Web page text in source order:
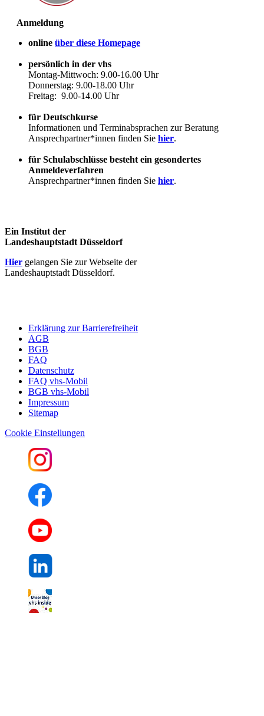
Anmeldung
online über diese Homepage
persönlich in der vhs
Montag-Mittwoch: 9.00-16.00 Uhr
Donnerstag: 9.00-18.00 Uhr
Freitag: 9.00-14.00 Uhr
für Deutschkurse
Informationen und Terminabsprachen zur Beratung
Ansprechpartner*innen finden Sie hier.
für Schulabschlüsse besteht ein gesondertes
Anmeldeverfahren
Ansprechpartner*innen finden Sie hier.
Ein Institut der
Landeshauptstadt Düsseldorf
Hier gelangen Sie zur Webseite der
Landeshauptstadt Düsseldorf.
Erklärung zur Barrierefreiheit
AGB
BGB
FAQ
Datenschutz
FAQ vhs-Mobil
BGB vhs-Mobil
Impressum
Sitemap
Cookie Einstellungen